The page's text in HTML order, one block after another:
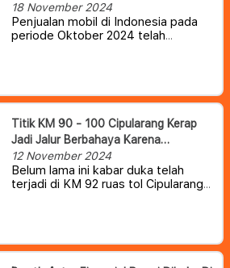
Tahun 2024
18 November 2024
Penjualan mobil di Indonesia pada
periode Oktober 2024 telah
Titik KM 90 - 100 Cipularang Kerap
Jadi Jalur Berbahaya Karena
Didominasi Jalan Menurun
12 November 2024
Belum lama ini kabar duka telah
terjadi di KM 92 ruas tol Cipularang
saling bertabrakan, bahkan juga ada